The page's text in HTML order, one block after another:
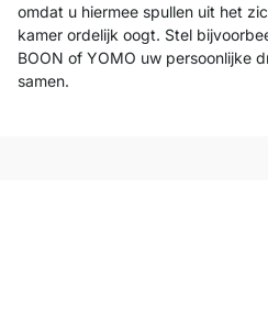
omdat u hiermee spullen uit het
kamer ordelijk oogt. Stel
BOON of YOMO uw persoonlijke
samen.